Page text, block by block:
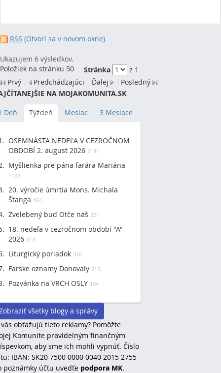
RSS (Otvorí sa v novom okne)
Ukazujem 6 výsledkov.
Položiek na stránku 50
Stránka
z 1
Prvý
Predchádzajúci Ďalej
Posledný
NA MOJAKOMUNITA.SK
Deň Týždeň Mesiac 3 Mesiace
OSEMNÁSTA NEDEĽA V CEZROČNOM
OBDOBÍ 2. august 2026 2181
Myšlienka pre pána farára Mariána
1109
20. výročie úmrtia Mons. Michala
Štanga 464
Zvelebený buď Otče náš 321
18. nedeľa v cezročnom období "A"
2026 313
Liturgický poriadok 310
Farske oznamy Donovaly 213
Pozvánka na VRCH OSLY 194
všetky blogy a správy
obťažujú tieto reklamy? Pomôžte
Komunite pravidelným finančným
aby sme ich mohli vypnúť. Číslo
IBAN: SK20 7500 0000 0040 2015 2755
poznámky účtu uvedťe podpora MK.